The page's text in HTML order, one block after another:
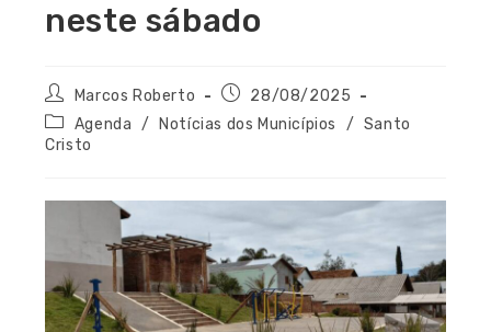
neste sábado
Marcos Roberto
28/08/2025
Agenda / Notícias dos Municípios / Santo
Cristo